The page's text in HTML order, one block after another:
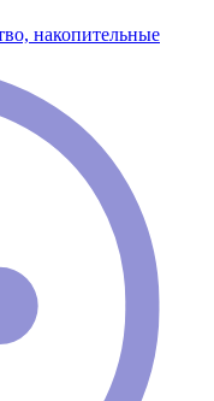
накопительные